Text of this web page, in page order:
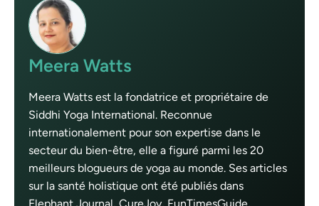
Meera Watts
Meera Watts est la fondatrice et propriétaire de
Siddhi Yoga International. Reconnue
internationalement pour son expertise dans le
secteur du bien-être, elle a figuré parmi les 20
meilleurs blogueurs de yoga au monde. Ses articles
sur la santé holistique ont été publiés dans